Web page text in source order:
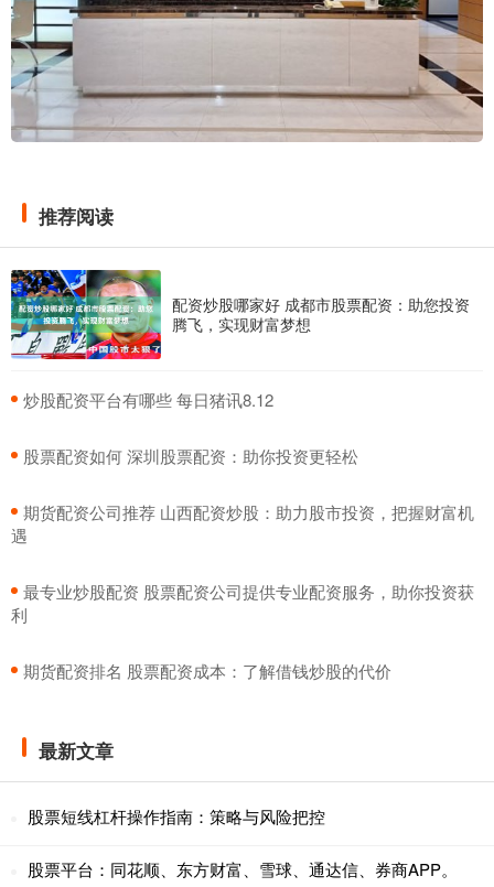
推荐阅读
配资炒股哪家好 成都市股票配资：助您投资
腾飞，实现财富梦想
​炒股配资平台有哪些 每日猪讯8.12
​股票配资如何 深圳股票配资：助你投资更轻松
​期货配资公司推荐 山西配资炒股：助力股市投资，把握财富机
遇
​最专业炒股配资 股票配资公司提供专业配资服务，助你投资获
利
​期货配资排名 股票配资成本：了解借钱炒股的代价
最新文章
股票短线杠杆操作指南：策略与风险把控
股票平台：同花顺、东方财富、雪球、通达信、券商APP。